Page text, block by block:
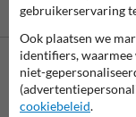
gebruikerservaring
Ook plaatsen we
identifiers,
niet-
cookiebeleid.